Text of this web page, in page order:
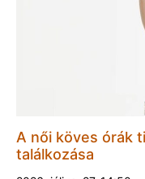
A női köves órák
találkozása